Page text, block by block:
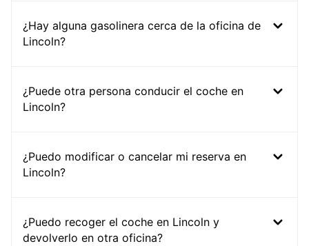
¿Hay alguna gasolinera cerca de la oficina de
Lincoln?
¿Puede otra persona conducir el coche en
Lincoln?
¿Puedo modificar o cancelar mi reserva en
Lincoln?
¿Puedo recoger el coche en Lincoln y
devolverlo en otra oficina?